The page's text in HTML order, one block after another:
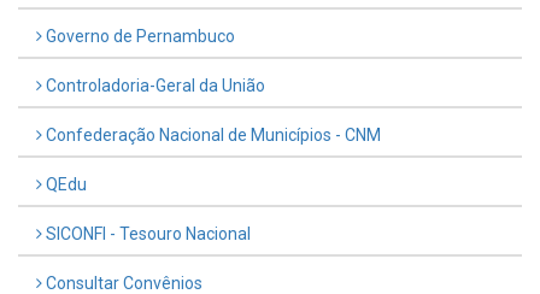
Governo de Pernambuco
Controladoria-Geral da União
Confederação Nacional de Municípios - CNM
QEdu
SICONFI - Tesouro Nacional
Consultar Convênios